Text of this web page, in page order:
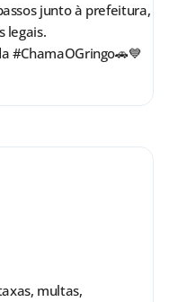
junto à prefeitura,
legais.
#ChamaOGringo🚗💙
multas,